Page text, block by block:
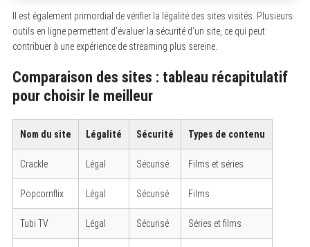
Il est également primordial de vérifier la légalité des sites visités. Plusieurs
outils en ligne permettent d’évaluer la sécurité d’un site, ce qui peut
contribuer à une expérience de streaming plus sereine.
Comparaison des sites : tableau récapitulatif
pour choisir le meilleur
Nom du site Légalité Sécurité Types de contenu
Crackle Légal Sécurisé Films et séries
Popcornflix Légal Sécurisé Films
Tubi TV Légal Sécurisé Séries et films